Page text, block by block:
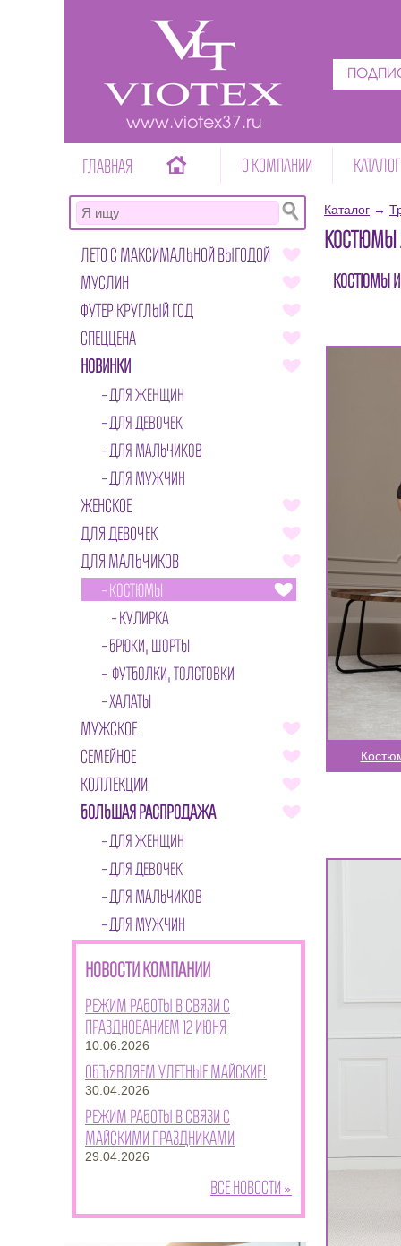
www.viotex37.ru
ГЛАВНАЯ О КОМПАНИИ КАТАЛОГ
ЛЕТО С МАКСИМАЛЬНОЙ ВЫГОДОЙ
МУСЛИН
ФУТЕР КРУГЛЫЙ ГОД
СПЕЦЦЕНА
НОВИНКИ
ДЛЯ ЖЕНЩИН
ДЛЯ ДЕВОЧЕК
ДЛЯ МАЛЬЧИКОВ
ДЛЯ МУЖЧИН
ЖЕНСКОЕ
ДЛЯ ДЕВОЧЕК
ДЛЯ МАЛЬЧИКОВ
КОСТЮМЫ
КУЛИРКА
БРЮКИ, ШОРТЫ
ФУТБОЛКИ, ТОЛСТОВКИ
ХАЛАТЫ
МУЖСКОЕ
СЕМЕЙНОЕ
КОЛЛЕКЦИИ
БОЛЬШАЯ РАСПРОДАЖА
ДЛЯ ЖЕНЩИН
ДЛЯ ДЕВОЧЕК
ДЛЯ МАЛЬЧИКОВ
ДЛЯ МУЖЧИН
НОВОСТИ КОМПАНИИ
Режим работы в связи с
празднованием 12 июня
10.06.2026
Объявляем улетные майские!
30.04.2026
Режим работы в связи с
майскими праздниками
29.04.2026
Все новости »
Каталог →
КОСТЮМЫ